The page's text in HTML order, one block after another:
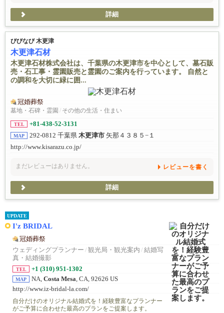
詳細
びびなび 木更津
木更津石材
木更津石材株式会社は、千葉県の木更津市を中心として、墓石販
売・石工事・霊園販売と霊園のご案内を行っています。 自然と
の調和を大切に緑に囲...
冠婚葬祭
墓地・石碑・霊園 / その他の生活・住まい
TEL +81-438-52-3131
MAP 292-0812 千葉県 木更津市 矢那４３８５−１
http://www.kisarazu.co.jp/
まだレビューはありません。 レビューを書く
詳細
UPDATE
I'z BRIDAL
冠婚葬祭
ウェディングプランナー / 観光局・観光案内 / 結婚写
真・結婚撮影
TEL +1 (310) 951-1302
MAP NA, Costa Mesa , CA, 92626 US
http://www.iz-bridal-la.com/
自分だけのオリジナル結婚式を！経験豊富なプランナー
がご予算に合わせた最高のプランをご提案します。